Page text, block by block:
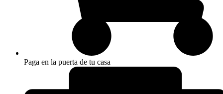
Paga en la puerta de tu casa